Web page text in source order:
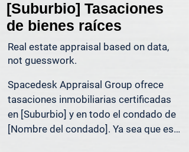
[Suburbio] Tasaciones
de bienes raíces
Real estate appraisal based on data,
not guesswork.
Spacedesk Appraisal Group ofrece
tasaciones inmobiliarias certificadas
en [Suburbio] y en todo el condado de
[Nombre del condado]. Ya sea que esté